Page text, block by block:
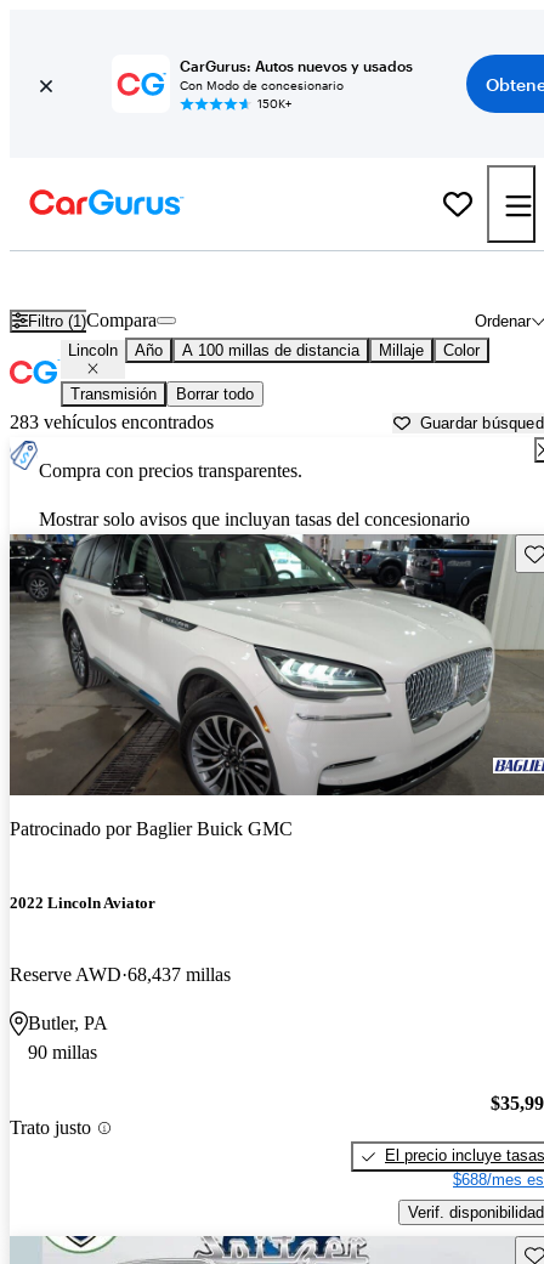
CarGurus: Autos nuevos y usados
Con Modo de concesionario
150K+
Filtro (1) Ordenar
Compara
Lincoln Año A 100 millas de distancia Millaje Color
Transmisión Borrar todo
283 vehículos encontrados Guardar
Compra con precios transparentes.
Mostrar solo avisos que incluyan tasas del concesionario
Patrocinado porBaglier Buick GMC
2022 Lincoln Aviator
Reserve AWD 68,437 millas
Butler, PA
90 millas
Trato justo
El precio incluye tasas
$688/mes
Verif. disponibilidad